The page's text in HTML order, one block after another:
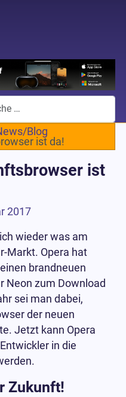
Blog
ist da!
ist
2017
wieder was am
Markt. Opera hat
brandneuen
Neon zum Download
sei man dabei,
der neuen
Jetzt kann Opera
in die
Zukunft!